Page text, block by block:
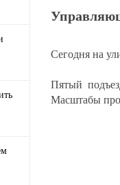
Сегодня на
Пятый
Масштабы